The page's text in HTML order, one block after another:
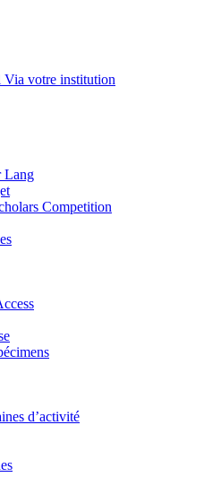
Via votre institution
Lang
Competition
d’activité